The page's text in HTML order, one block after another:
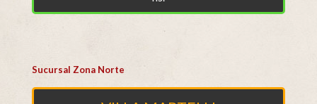
Sucursal Zona Norte